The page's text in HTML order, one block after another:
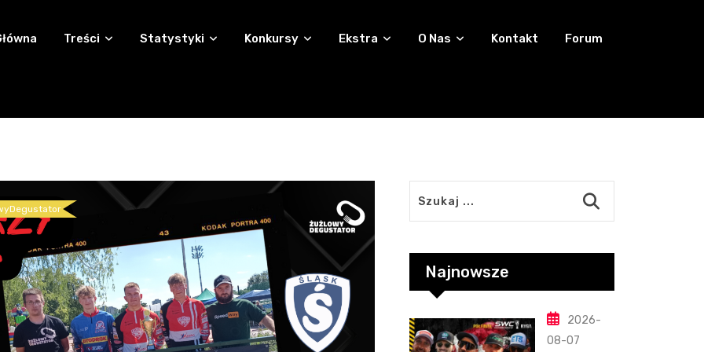
Treści Statystyki Konkursy Ekstra O Nas Kontakt Forum
Najnowsze
2026-
08-07